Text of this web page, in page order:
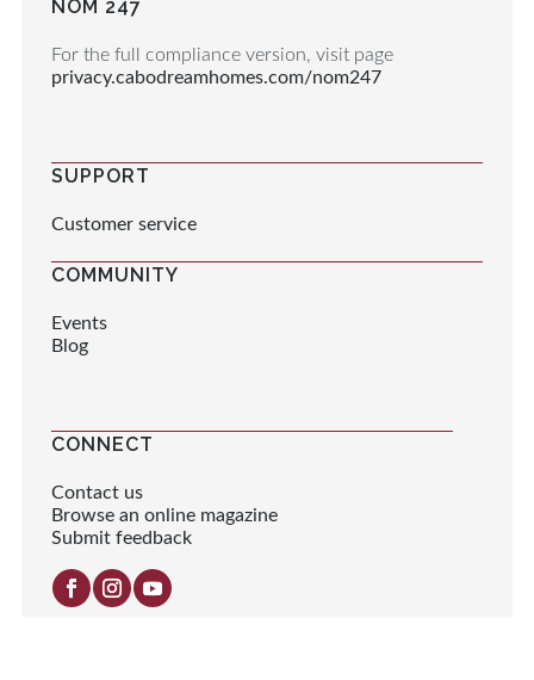
NOM 247
For the full compliance version, visit page
privacy.cabodreamhomes.com/nom247
SUPPORT
Customer service
COMMUNITY
Events
Blog
CONNECT
Contact us
Browse an online magazine
Submit feedback